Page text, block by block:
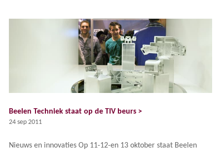
Beelen Techniek staat op de TIV beurs >
24 sep 2011
Nieuws en innovaties Op 11-12-en 13 oktober staat Beelen